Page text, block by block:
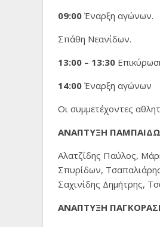
09:00 Έναρξη αγώνων.
Σπάθη Νεανίδων.
13:00 – 13:30
14:00 Έναρξη αγώνων
Οι συμμετέχοντες
ΑΝΑΠΤΥΞΗ
Αλατζίδης Παύλος,
Σπυρίδων,
Σαχινίδης Δημήτρης,
ΑΝΑΠΤΥΞΗ